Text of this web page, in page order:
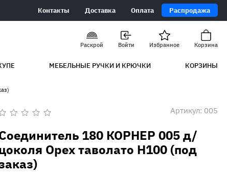
Контакты Доставка Оплата Распродажа
Раскрой Войти Избранное Корзина
МЕБЕЛЬНЫЕ РУЧКИ И КРЮЧКИ КОРЗИНЫ
Артикул: 005
0
180 КОРНЕР 005 д/
Орех таволато Н100 (под